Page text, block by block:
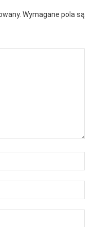
Wymagane pola są